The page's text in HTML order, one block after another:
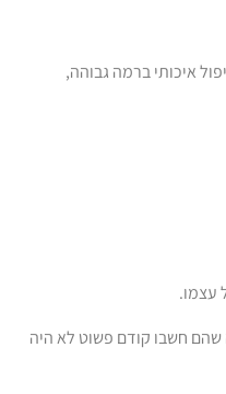
איכותי ברמה גבוהה,
עצמו.
חשבו קודם פשוט לא היה